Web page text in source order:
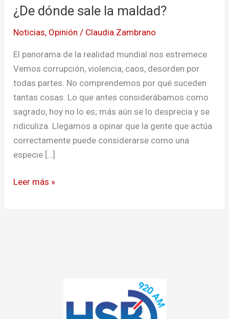
¿De dónde sale la maldad?
Noticias, Opinión / Claudia.Zambrano
El panorama de la realidad mundial nos estremece.
Vemos corrupción, violencia, caos, desorden por
todas partes. No comprendemos por qué suceden
tantas cosas. Lo que antes considerábamos como
sagrado, hoy no lo es; más aún se lo desprecia y se
ridiculiza. Llegamos a opinar que la gente que actúa
correctamente puede considerarse como una
especie […]
sale
maldad?
Leer más »